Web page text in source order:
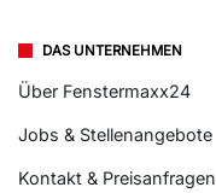
DAS UNTERNEHMEN
Über Fenstermaxx24
Jobs & Stellenangebote
Kontakt & Preisanfragen